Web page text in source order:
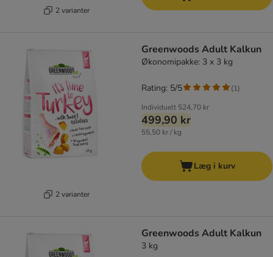
2 varianter
2 varianter
Greenwoods Adult Kalkun
Økonomipakke: 3 x 3 kg
Individuelt 524,70 kr
499,90 kr
55,50 kr / kg
Rating: 5/5 (1)
Læg i kurv
Greenwoods Adult Kalkun
3 kg